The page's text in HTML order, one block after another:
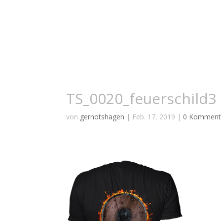
TS_0020_feuerschild3
von gernotshagen | Feb. 17, 2019 | 0